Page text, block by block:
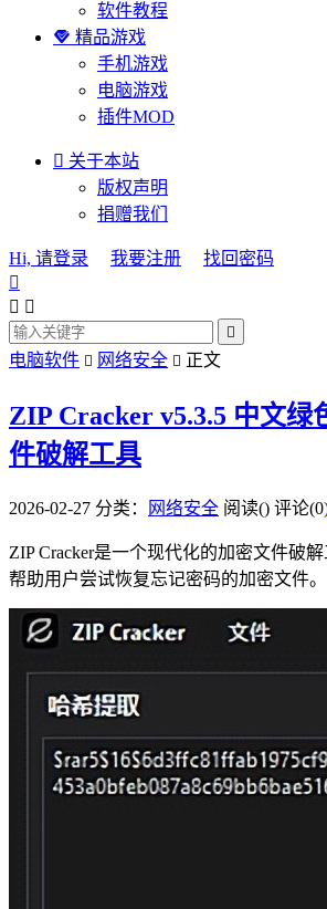
软件教程
 精品游戏
手机游戏
电脑游戏
插件MOD
 关于本站
版权声明
捐赠我们
Hi, 请登录 我要注册
找回密码

 

电脑软件  网络安全  正文
ZIP Cracker v5.3.5 中文绿
件破解工具
2026-02-27 分类： 网络安全 阅读() 评论
ZIP Cracker是一个现代化的加密文件破
帮助用户尝试恢复忘记密码的加密文件。